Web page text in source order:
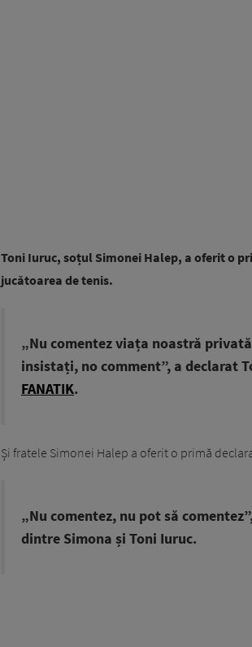
Toni Iuruc, soțul Simonei Halep, a oferit o
jucătoarea de tenis.
„Nu comentez viața noastră
insistați, no comment”, a declarat
FANATIK.
Și fratele Simonei Halep a oferit o primă
„Nu comentez, nu pot să
dintre Simona și Toni Iuruc.